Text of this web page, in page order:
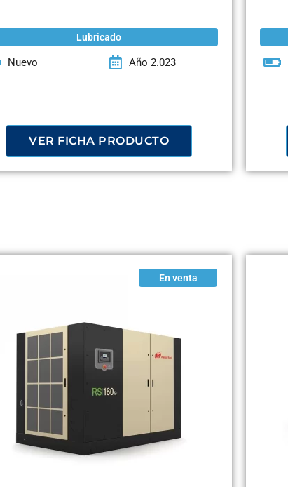
Lubricado
Nuevo Año 2.023
VER FICHA PRODUCTO
En venta